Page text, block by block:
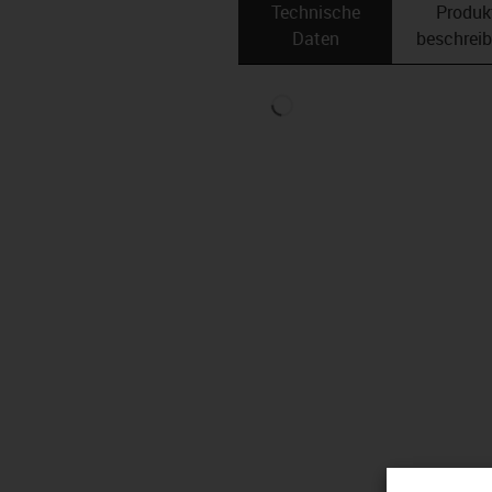
Technische
Daten